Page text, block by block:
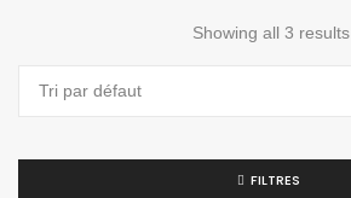
Showing all 3 results
FILTRES